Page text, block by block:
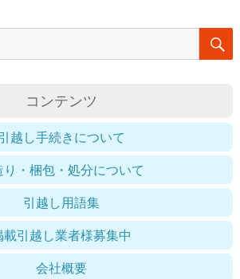
コンテンツ
越し手続きについて
り・梱包・処分について
引越し用語集
載引越し業者様募集中
会社概要